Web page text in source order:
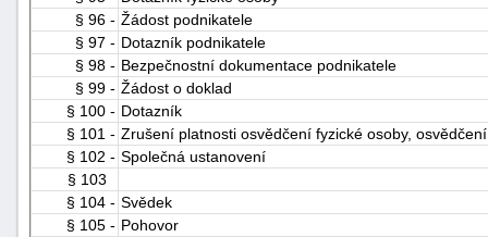
§ 96 - Žádost podnikatele
§ 97 - Dotazník podnikatele
§ 98 - Bezpečnostní dokumentace podnikatele
§ 99 - Žádost o doklad
§ 100 - Dotazník
§ 101 - Zrušení platnosti osvědčení fyzické osoby,
§ 102 - Společná ustanovení
§ 103
§ 104 - Svědek
§ 105 - Pohovor